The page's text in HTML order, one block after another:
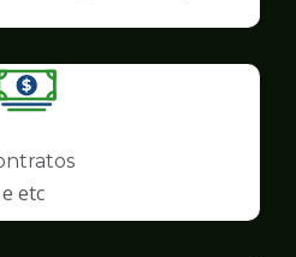
Finanças
Ilustração
pagina
de
Finanças
etc